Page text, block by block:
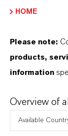
(Número
51-7
HOME
Please note:
products,
information
Overview of
Available